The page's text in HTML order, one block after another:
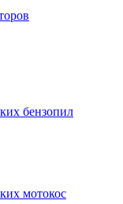
бензопил
мотокос